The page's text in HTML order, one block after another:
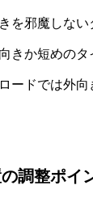
を邪魔しない
きか短めのタ
ードでは外
調整ポイ